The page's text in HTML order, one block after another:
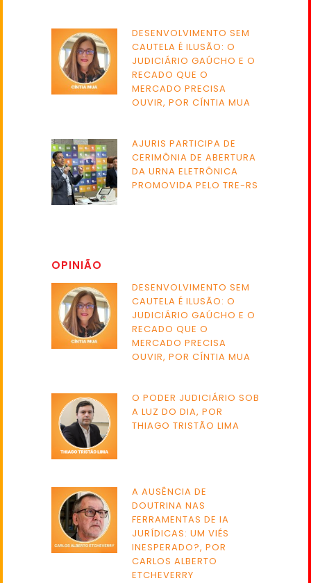
DESENVOLVIMENTO SEM
CAUTELA É ILUSÃO: O
JUDICIÁRIO GAÚCHO E O
RECADO QUE O
MERCADO PRECISA
OUVIR, POR CÍNTIA MUA
AJURIS PARTICIPA DE
CERIMÔNIA DE ABERTURA
DA URNA ELETRÔNICA
PROMOVIDA PELO TRE-RS
OPINIÃO
DESENVOLVIMENTO SEM
CAUTELA É ILUSÃO: O
JUDICIÁRIO GAÚCHO E O
RECADO QUE O
MERCADO PRECISA
OUVIR, POR CÍNTIA MUA
O PODER JUDICIÁRIO SOB
A LUZ DO DIA, POR
THIAGO TRISTÃO LIMA
A AUSÊNCIA DE
DOUTRINA NAS
FERRAMENTAS DE IA
JURÍDICAS: UM VIÉS
INESPERADO?, POR
CARLOS ALBERTO
ETCHEVERRY